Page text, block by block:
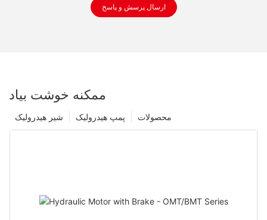
ارسال پرسش و پاسخ
ممکنه خوشت بیاد
محصولات پمپ هیدرولیک شیر هیدرولیک